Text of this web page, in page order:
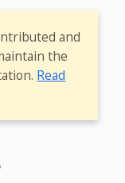
and
the
Read